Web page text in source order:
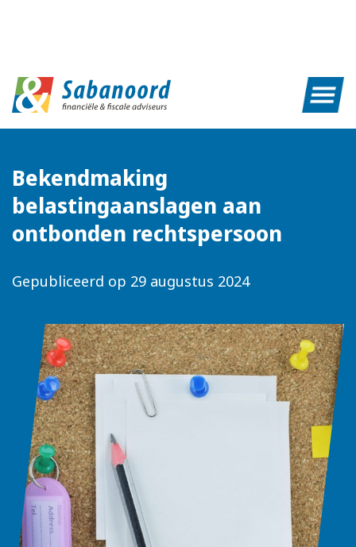
Bekendmaking
belastingaanslagen aan
ontbonden rechtspersoon
Gepubliceerd op 29 augustus 2024